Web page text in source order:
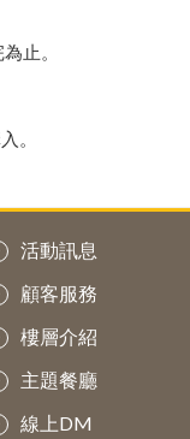
止。
。
活動訊息
顧客服務
樓層介紹
主題餐廳
線上DM